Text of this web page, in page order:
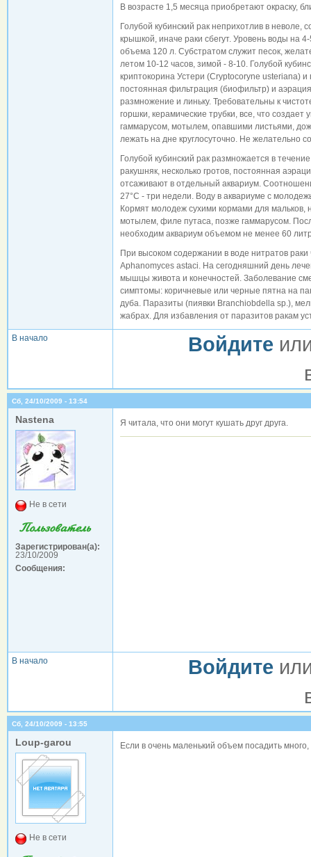
В возрасте 1,5 месяца приобретают окраску,
Голубой кубинский рак неприхотлив в
крышкой, иначе раки сбегут. Уровень воды на
объема 120 л. Субстратом служит песок,
летом 10-12 часов, зимой - 8-10. Голубой
криптокорина Устери (Cryptocoryne usteriana)
постоянная фильтрация (биофильтр) и
размножение и линьку. Требовательны к
горшки, керамические трубки, все, что
гаммарусом, мотылем, опавшими листьями,
лежать на дне круглосуточно. Не желательно
Голубой кубинский рак размножается в
ракушняк, несколько гротов, постоянная
отсаживают в отдельный аквариум.
27°С - три недели. Воду в аквариуме с
Кормят молодеж сухими кормами для
мотылем, филе путаса, позже гаммарусом.
необходим аквариум объемом не менее 60
При высоком содержании в воде нитратов
Aphanomyces astaci. На сегодняшний день
мышцы живота и конечностей. Заболевание
симптомы: коричневые или черные пятна на
дуба. Паразиты (пиявки Branchiobdella sp.),
жабрах. Для избавления от паразитов ракам
В начало Войдите
Сб, 24/10/2009 - 13:54
Nastena
Не в сети
Зарегистрирован(а):
23/10/2009
Сообщения:
Я читала, что они могут кушать друг друга.
В начало Войдите
Сб, 24/10/2009 - 13:55
Loup-garou
Не в сети
Если в очень маленький объем посадить